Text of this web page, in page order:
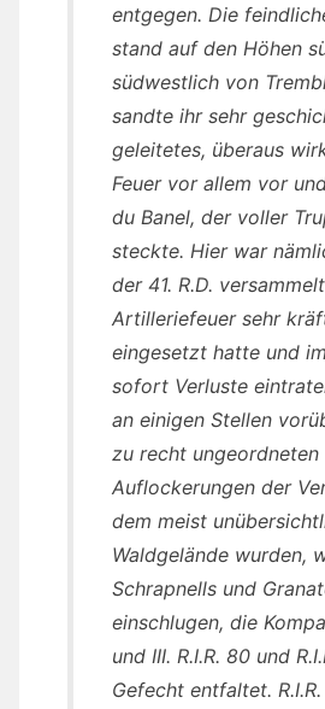
entgegen. Die
stand auf den Höhen
südwestlich von
sandte ihr sehr
geleitetes, überaus
Feuer vor allem vor
du Banel, der voller
steckte. Hier war
der 41. R.D.
Artilleriefeuer sehr
eingesetzt hatte und
sofort Verluste
an einigen Stellen
zu recht ungeordneten
Auflockerungen der
dem meist
Waldgelände wurden,
Schrapnells und
einschlugen, die
und III. R.I.R. 80 und
Gefecht entfaltet.